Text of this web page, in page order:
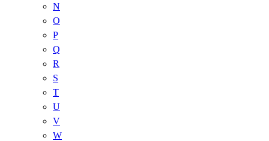
N
O
P
Q
R
S
T
U
V
W